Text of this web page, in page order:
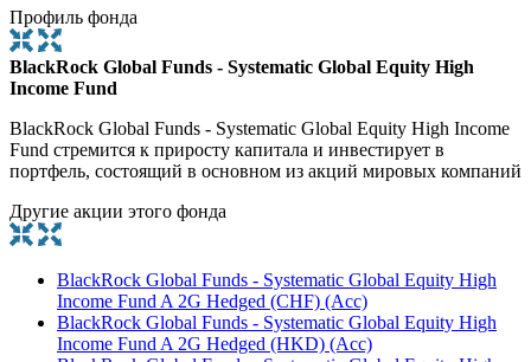
Профиль фонда
BlackRock Global Funds - Systematic Global Equity High
Income Fund
BlackRock Global Funds - Systematic Global Equity High Income
Fund стремится к приросту капитала и инвестирует в
портфель, состоящий в основном из акций мировых компаний
Другие акции этого фонда
BlackRock Global Funds - Systematic Global Equity High
Income Fund A 2G Hedged (CHF) (Acc)
BlackRock Global Funds - Systematic Global Equity High
Income Fund A 2G Hedged (HKD) (Acc)